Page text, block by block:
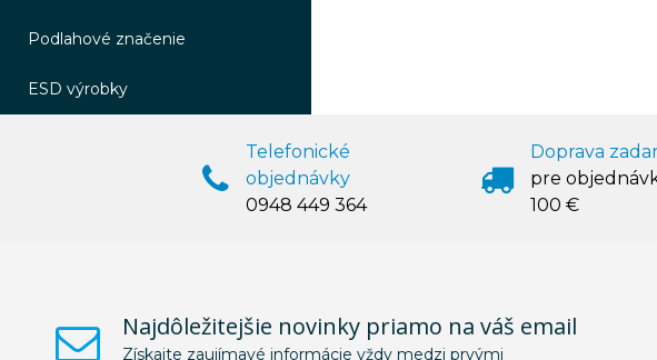
Podlahové značenie
ESD výrobky
Telefonické
objednávky
0948 449 364
Doprava
pre
100 €
Najdôležitejšie novinky priamo na váš email
Získajte zaujímavé informácie vždy medzi prvými